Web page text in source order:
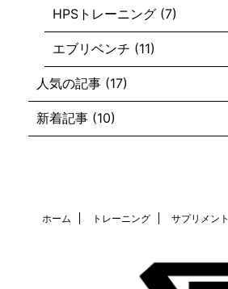
HPSトレーニング (7)
エブリベンチ (11)
人気の記事 (17)
新着記事 (10)
ホーム トレーニング サプリメント